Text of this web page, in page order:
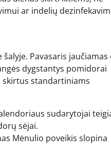
ar indelių
Pavasaris jaučiamas
dygstantys pomidorai
skirtus standartiniams
sudarytojai
sėjai.
Mėnulio poveikis slopina